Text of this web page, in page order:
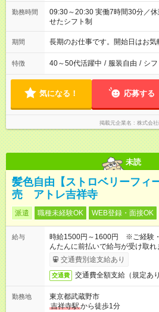
勤務時間
09:30～20:30 実働7時間30分／休憩1時間30分 営業時間に合わ
せたシフト制
期間 長期のお仕事です。開始日はお気
特徴 40～50代活躍中 / 服装自由 / シ
気になる！ 応募する
掲載元企業名 株式会
未読
髪色自由【ストロベリーフィ
売 アトレ吉祥寺
派遣 職種未経験OK WEB登録・面接OK
給与
時給1500円～1600円 ※ご経験
んたんに前払いで給与が受け取
交通費別途支給あり
交通費 交通費全額支給（規定あり
勤務地
東京都武蔵野市
吉祥寺駅から徒歩1分